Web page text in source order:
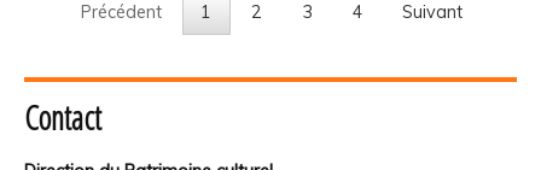
Précédent 1 2 3 4 Suivant
Contact